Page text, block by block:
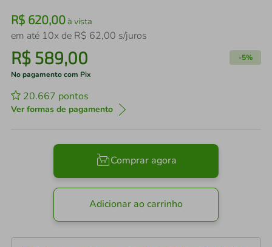
R$ 620,00à vista
em até 10x de R$ 62,00 s/juros
R$ 589,00 -5%
No pagamento com Pix
20.667 pontos
Ver formas de pagamento
Comprar agora
Adicionar ao carrinho